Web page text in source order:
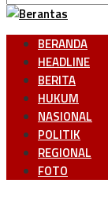
BERANDA
HEADLINE
BERITA
HUKUM
NASIONAL
POLITIK
REGIONAL
FOTO